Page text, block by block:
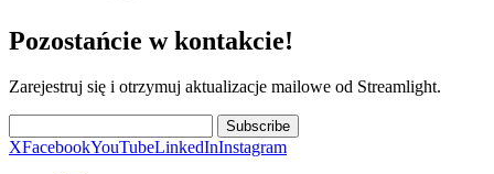
Pozostańcie w kontakcie!
Zarejestruj się i otrzymuj aktualizacje mailowe od Streamlight.
Subscribe
XFacebookYouTubeLinkedInInstagram